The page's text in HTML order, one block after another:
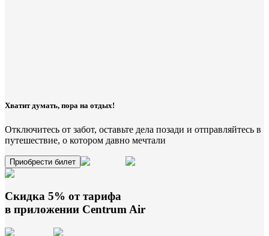
Хватит думать, пора на отдых!
Отключитесь от забот, оставьте дела позади и отправляйтесь в
путешествие, о котором давно мечтали
Приобрести билет
Скидка 5% от тарифа
в приложении Centrum Air